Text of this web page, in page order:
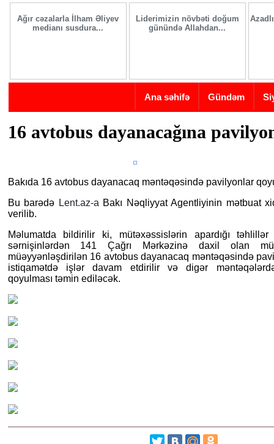
Skip to main content
Ağır cəzalarla İlham Əliyev
medianı susdura...
Liderimizin növbəti doğum
günündə Allahdan...
Ana səhifə Gündəm
16 avtobus dayanacağına
Bakıda 16 avtobus dayanacaq məntəqəsində pavilyonlar
Bu barədə Lent.az-a Bakı Nəqliyyat Agentliyinin mətbuat
verilib.
Məlumatda bildirilir ki, mütəxəssislərin apardığı
sərnişinlərdən 141 Çağrı Mərkəzinə daxil olan
müəyyənləşdirilən 16 avtobus dayanacaq məntəqəsində
istiqamətdə işlər davam etdirilir və digər
qoyulması təmin ediləcək.